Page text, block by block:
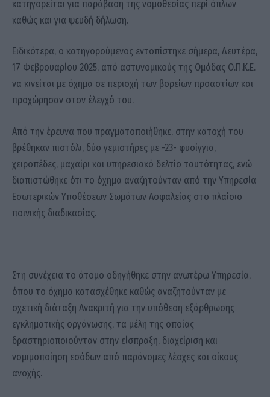
κατηγορείται για παράβαση της νομοθεσίας περί όπλων
καθώς και για ψευδή δήλωση.
Ειδικότερα, ο κατηγορούμενος εντοπίστηκε σήμερα, Δευτέρα,
17 Φεβρουαρίου 2025, από αστυνομικούς της Ομάδας Ο.Π.Κ.Ε.
να κινείται με όχημα σε περιοχή των βορείων προαστίων και
προχώρησαν στον έλεγχό του.
Από την έρευνα που πραγματοποιήθηκε, στην κατοχή του
βρέθηκαν πιστόλι, δύο γεμιστήρες με -23- φυσίγγια,
χειροπέδες, μαχαίρι και υπηρεσιακό δελτίο ταυτότητας, ενώ
διαπιστώθηκε ότι το όχημα αναζητούνταν από την Υπηρεσία
Εσωτερικών Υποθέσεων Σωμάτων Ασφαλείας στο πλαίσιο
ποινικής διαδικασίας.
Στη συνέχεια το άτομο οδηγήθηκε στην ανωτέρω Υπηρεσία,
όπου το όχημα κατασχέθηκε καθώς αναζητούνταν με
σχετική διάταξη Ανακριτή για την υπόθεση εξάρθρωσης
εγκληματικής οργάνωσης, τα μέλη της οποίας
δραστηριοποιούνταν στην είσπραξη, διαχείριση και
νομιμοποίηση εσόδων από παράνομες λέσχες και οίκους
ανοχής.